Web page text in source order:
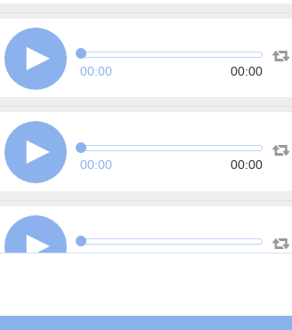
00:00 00:00
00:00 00:00
00:00 00:00